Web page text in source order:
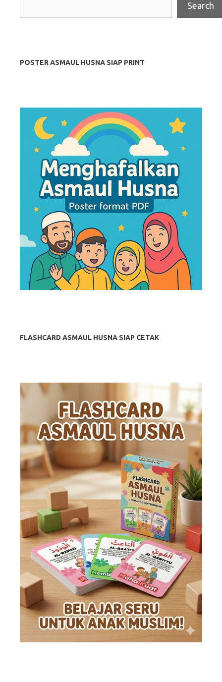
Search
POSTER ASMAUL HUSNA SIAP PRINT
FLASHCARD ASMAUL HUSNA SIAP CETAK